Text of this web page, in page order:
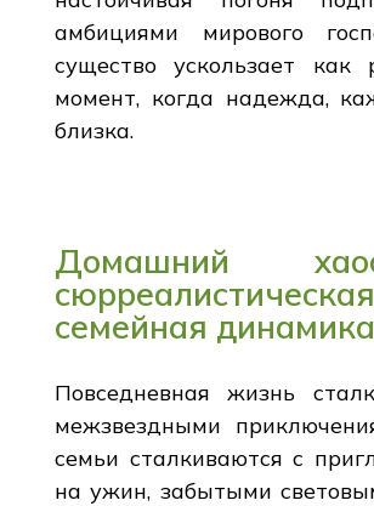
амбициями мирового
существо ускользает
момент, когда надежда,
близка.
Домашний
сюрреалистическая
семейная динамика
Повседневная жизнь
межзвездными
семьи сталкиваются с
на ужин, забытыми